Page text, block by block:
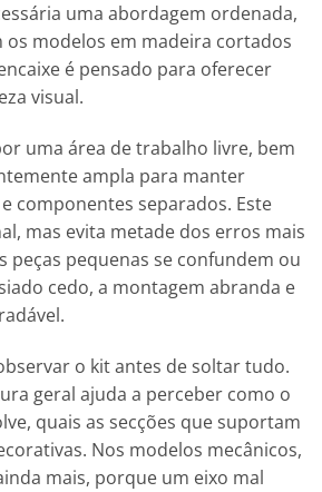
uma abordagem ordenada,
os modelos em madeira cortados
é pensado para oferecer
visual.
uma área de trabalho livre, bem
ampla para manter
componentes separados. Este
mas evita metade dos erros mais
peças pequenas se confundem ou
cedo, a montagem abranda e
o kit antes de soltar tudo.
geral ajuda a perceber como o
quais as secções que suportam
Nos modelos mecânicos,
mais, porque um eixo mal